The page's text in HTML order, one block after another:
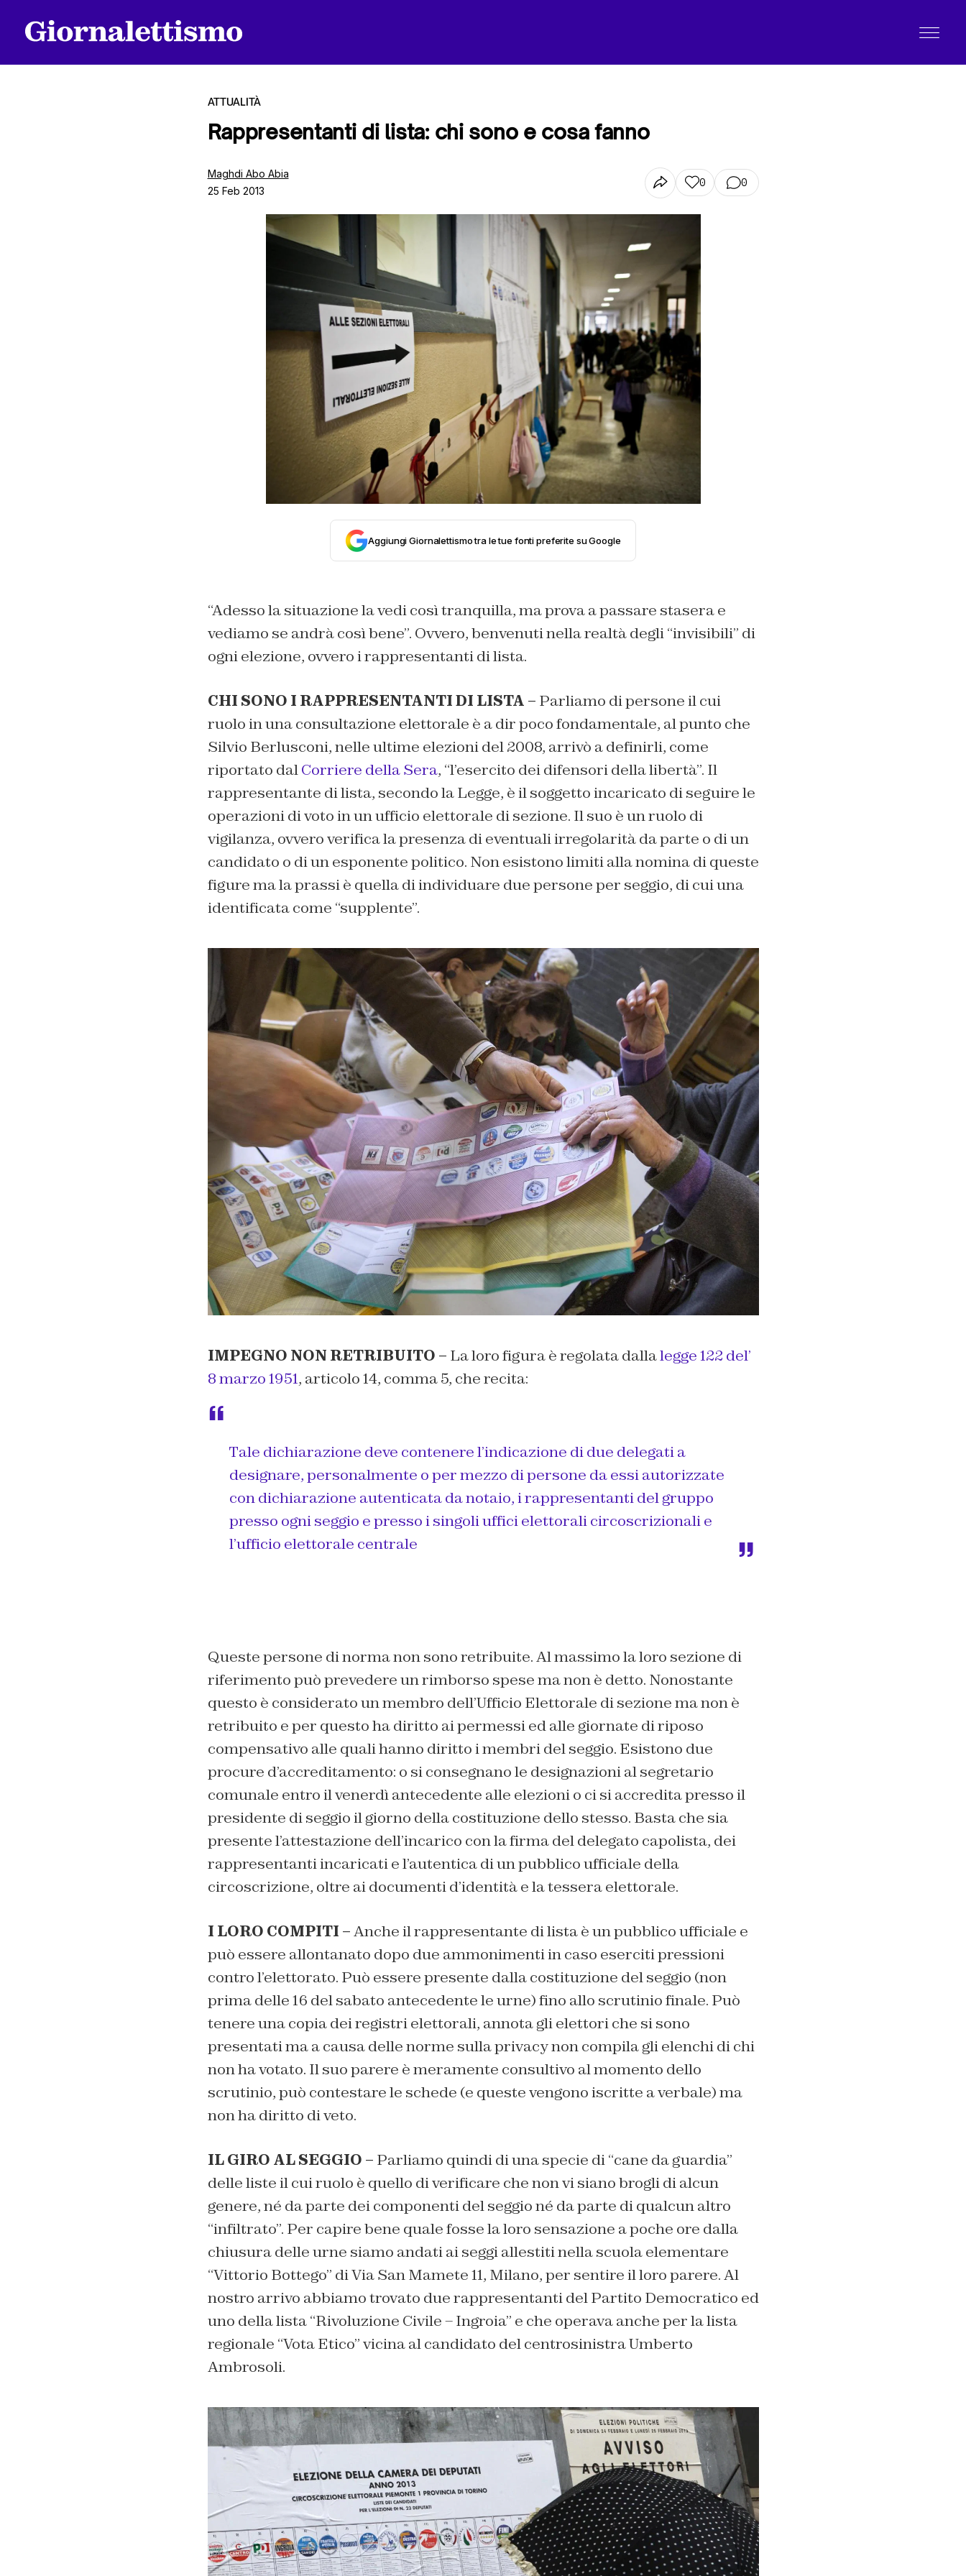
ATTUALITÀ
Rappresentanti di lista: chi sono e cosa fanno
Maghdi Abo Abia
25 Feb 2013
0 0
Aggiungi Giornalettismo tra le tue fonti preferite su Google
“Adesso la situazione la vedi così tranquilla, ma prova a passare stasera e
vediamo se andrà così bene”. Ovvero, benvenuti nella realtà degli “invisibili” di
ogni elezione, ovvero i rappresentanti di lista.
CHI SONO I RAPPRESENTANTI DI LISTA – Parliamo di persone il cui
ruolo in una consultazione elettorale è a dir poco fondamentale, al punto che
Silvio Berlusconi, nelle ultime elezioni del 2008, arrivò a definirli, come
riportato dalCorriere della Sera, “l’esercito dei difensori della libertà”. Il
rappresentante di lista, secondo la Legge, è il soggetto incaricato di seguire le
operazioni di voto in un ufficio elettorale di sezione. Il suo è un ruolo di
vigilanza, ovvero verifica la presenza di eventuali irregolarità da parte o di un
candidato o di un esponente politico. Non esistono limiti alla nomina di queste
figure ma la prassi è quella di individuare due persone per seggio, di cui una
identificata come “supplente”.
IMPEGNO NON RETRIBUITO – La loro figura è regolata dallalegge 122 del’
8 marzo 1951, articolo 14, comma 5, che recita:
Tale dichiarazione deve contenere l’indicazione di due delegati a
designare, personalmente o per mezzo di persone da essi autorizzate
con dichiarazione autenticata da notaio, i rappresentanti del gruppo
presso ogni seggio e presso i singoli uffici elettorali circoscrizionali e
l’ufficio elettorale centrale
Queste persone di norma non sono retribuite. Al massimo la loro sezione di
riferimento può prevedere un rimborso spese ma non è detto. Nonostante
questo è considerato un membro dell’Ufficio Elettorale di sezione ma non è
retribuito e per questo ha diritto ai permessi ed alle giornate di riposo
compensativo alle quali hanno diritto i membri del seggio. Esistono due
procure d’accreditamento: o si consegnano le designazioni al segretario
comunale entro il venerdì antecedente alle elezioni o ci si accredita presso il
presidente di seggio il giorno della costituzione dello stesso. Basta che sia
presente l’attestazione dell’incarico con la firma del delegato capolista, dei
rappresentanti incaricati e l’autentica di un pubblico ufficiale della
circoscrizione, oltre ai documenti d’identità e la tessera elettorale.
I LORO COMPITI –Anche il rappresentante di lista è un pubblico ufficiale e
può essere allontanato dopo due ammonimenti in caso eserciti pressioni
contro l’elettorato. Può essere presente dalla costituzione del seggio (non
prima delle 16 del sabato antecedente le urne) fino allo scrutinio finale. Può
tenere una copia dei registri elettorali, annota gli elettori che si sono
presentati ma a causa delle norme sulla privacy non compila gli elenchi di chi
non ha votato. Il suo parere è meramente consultivo al momento dello
scrutinio, può contestare le schede (e queste vengono iscritte a verbale) ma
non ha diritto di veto.
IL GIRO AL SEGGIO – Parliamo quindi di una specie di “cane da guardia”
delle liste il cui ruolo è quello di verificare che non vi siano brogli di alcun
genere, né da parte dei componenti del seggio né da parte di qualcun altro
“infiltrato”. Per capire bene quale fosse la loro sensazione a poche ore dalla
chiusura delle urne siamo andati ai seggi allestiti nella scuola elementare
“Vittorio Bottego” di Via San Mamete 11, Milano, per sentire il loro parere. Al
nostro arrivo abbiamo trovato due rappresentanti del Partito Democratico ed
uno della lista “Rivoluzione Civile – Ingroia” e che operava anche per la lista
regionale “Vota Etico” vicina al candidato del centrosinistra Umberto
Ambrosoli.